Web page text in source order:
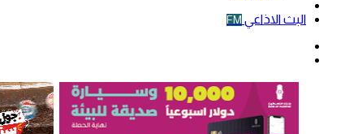
البث الاذاعي FM